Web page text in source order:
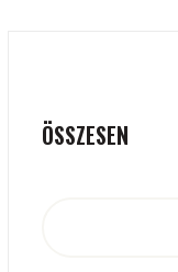
ÖSSZESEN